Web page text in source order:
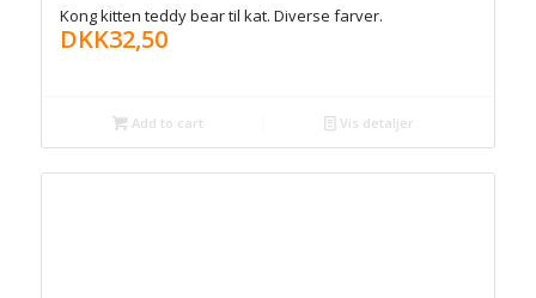
Kong kitten teddy bear til kat. Diverse farver.
DKK32,50
Add to cart Vis detaljer